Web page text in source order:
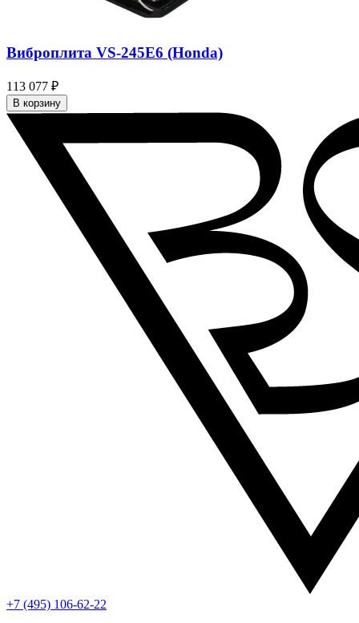
Виброплита VS-245E6 (Honda)
113 077 ₽
В корзину
+7 (495) 106-62-22